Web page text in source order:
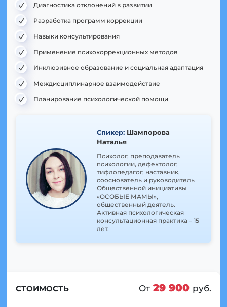
Диагностика отклонений в развитии
Разработка программ коррекции
Навыки консультирования
Применение психокоррекционных методов
Инклюзивное образование и социальная адаптация
Междисциплинарное взаимодействие
Планирование психологической помощи
Спикер: Шампорова
Наталья
Психолог, преподаватель
психологии, дефектолог,
тифлопедагог, наставник,
сооснователь и руководитель
Общественной инициативы
«ОСОБЫЕ МАМЫ»,
общественный деятель.
Активная психологическая
консультационная практика – 15
лет.
СТОИМОСТЬ От 29 900 руб.